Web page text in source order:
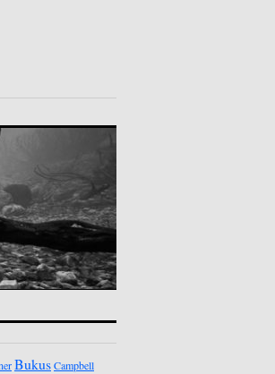
BukusCampbell